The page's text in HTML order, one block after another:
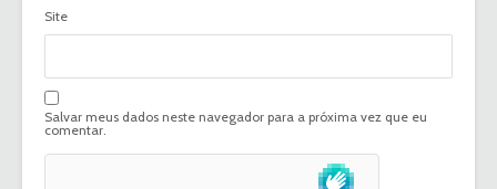
Site
Salvar meus dados neste navegador para a próxima vez que eu
comentar.